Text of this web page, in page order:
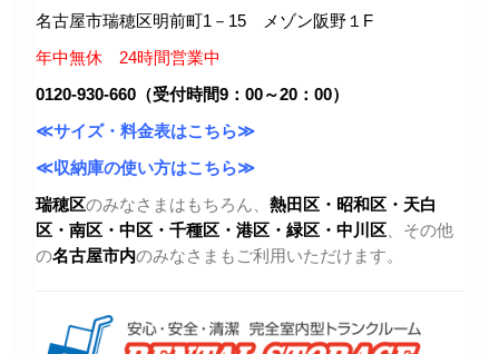
名古屋市瑞穂区明前町1－15 メゾン阪野１F
年中無休 24時間営業中
0120-930-660（受付時間9：00～20：00）
≪サイズ・料金表はこちら≫
≪収納庫の使い方はこちら≫
瑞穂区のみなさまはもちろん、 熱田区・昭和区・天白
区・ 南区・中区・千種区・港区・緑区・中川区 、その他
の名古屋市内のみなさまもご利用いただけます。